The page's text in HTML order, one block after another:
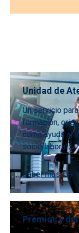
Unidad de
Un servicio
formación,
como ayuda al
socio laboral.
Saber más
Premios y